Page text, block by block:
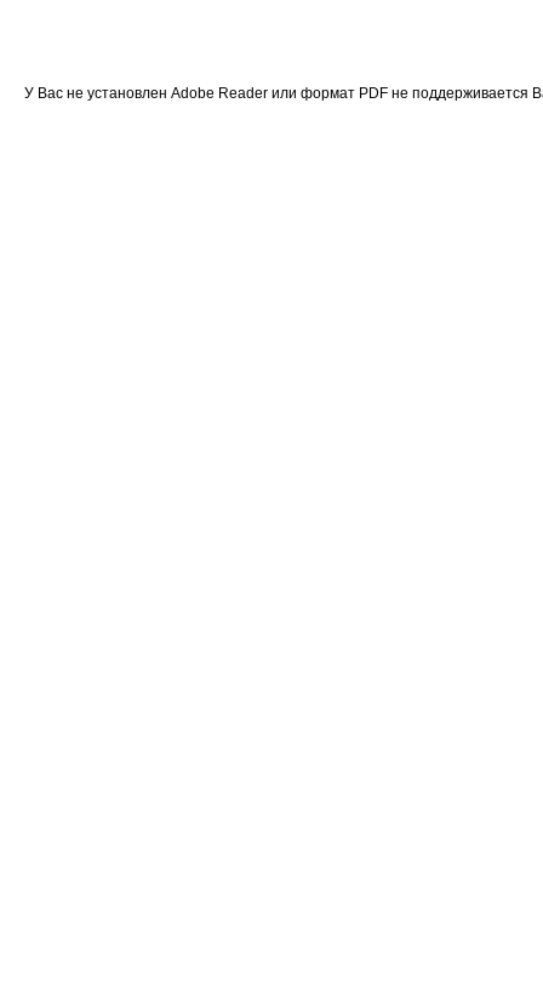
У Вас не установлен Adobe Reader или формат PDF не поддерживается